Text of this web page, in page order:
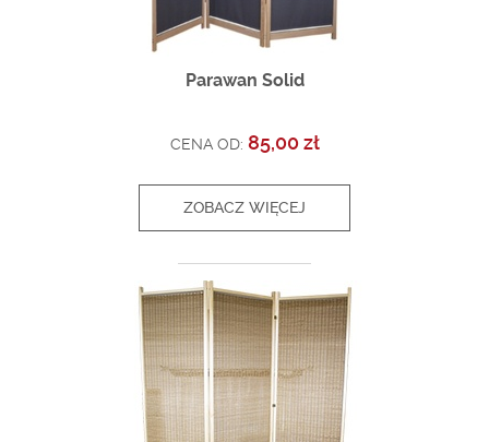
Parawan Solid
CENA OD: 85,00 zł
ZOBACZ WIĘCEJ